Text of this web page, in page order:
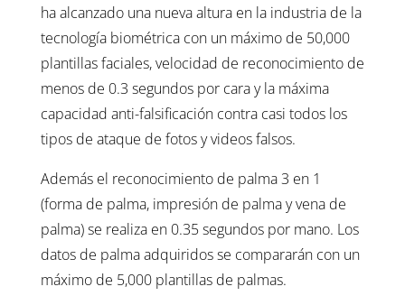
ha alcanzado una nueva altura en la industria de la
tecnología biométrica con un máximo de 50,000
plantillas faciales, velocidad de reconocimiento de
menos de 0.3 segundos por cara y la máxima
capacidad anti-falsificación contra casi todos los
tipos de ataque de fotos y videos falsos.
Además el reconocimiento de palma 3 en 1
(forma de palma, impresión de palma y vena de
palma) se realiza en 0.35 segundos por mano. Los
datos de palma adquiridos se compararán con un
máximo de 5,000 plantillas de palmas.